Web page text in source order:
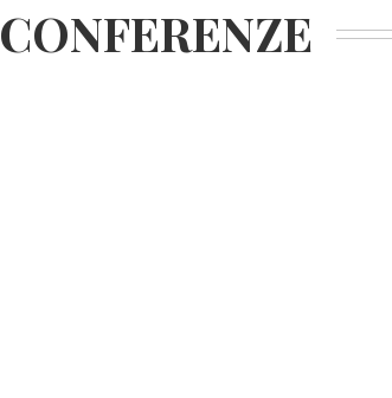
CONFERENZE